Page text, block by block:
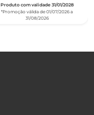
*Promoção válida de 01/07/2026 a
31/08/2026
Produto com validade 31/01/2028